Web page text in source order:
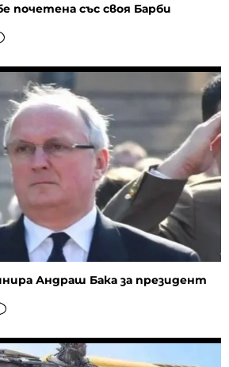
почетена със своя Барби
Андраш Бака за президент